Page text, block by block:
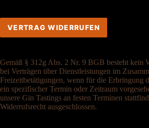
VERTRAG WIDERRUFEN
Gemäß § 312g Abs. 2 Nr. 9 BGB besteht kein
bei Verträgen über Dienstleistungen im
Freizeitbetätigungen, wenn für die Erbringung
ein spezifischer Termin oder Zeitraum
unsere Gin Tastings an festen Terminen
Widerrufsrecht ausgeschlossen.